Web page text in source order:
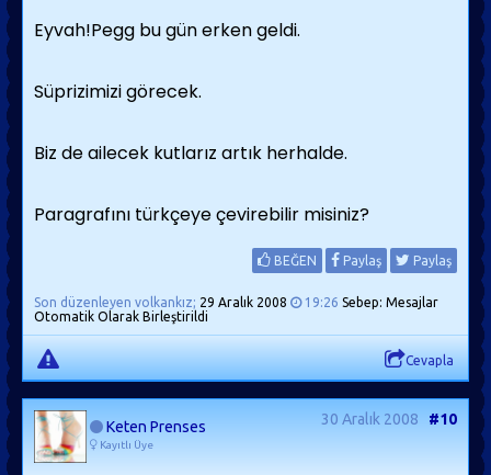
Eyvah!Pegg bu gün erken geldi.
Süprizimizi görecek.
Biz de ailecek kutlarız artık herhalde.
Paragrafını türkçeye çevirebilir misiniz?
BEĞEN Paylaş Paylaş
Son düzenleyen volkankız; 29 Aralık 2008 19:26 Sebep: Mesajlar
Otomatik Olarak Birleştirildi
Cevapla
Keten Prenses
Kayıtlı Üye
30 Aralık 2008 #10